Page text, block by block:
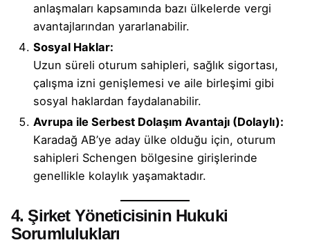
anlaşmaları kapsamında bazı ülkelerde vergi
avantajlarından yararlanabilir.
Sosyal Haklar:
Uzun süreli oturum sahipleri, sağlık sigortası,
çalışma izni genişlemesi ve aile birleşimi gibi
sosyal haklardan faydalanabilir.
Avrupa ile Serbest Dolaşım Avantajı (Dolaylı):
Karadağ AB’ye aday ülke olduğu için, oturum
sahipleri Schengen bölgesine girişlerinde
genellikle kolaylık yaşamaktadır.
4. Şirket Yöneticisinin Hukuki
Sorumlulukları